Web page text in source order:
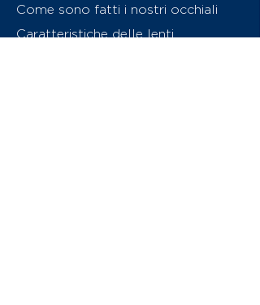
Come sono fatti i nostri occhiali
Caratteristiche delle lenti